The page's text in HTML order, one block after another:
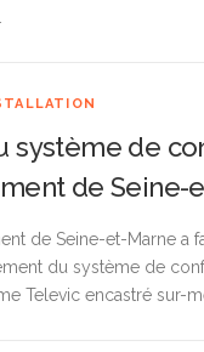
système de
de Seine-
de Seine-et-Marne
du système de
Televic encastré sur-